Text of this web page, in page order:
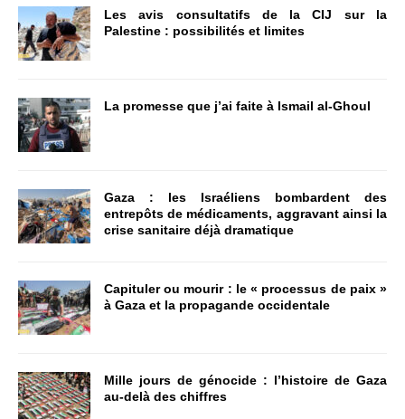
Les avis consultatifs de la CIJ sur la
Palestine : possibilités et limites
La promesse que j’ai faite à Ismail al-Ghoul
Gaza : les Israéliens bombardent des
entrepôts de médicaments, aggravant ainsi la
crise sanitaire déjà dramatique
Capituler ou mourir : le « processus de paix »
à Gaza et la propagande occidentale
Mille jours de génocide : l’histoire de Gaza
au-delà des chiffres